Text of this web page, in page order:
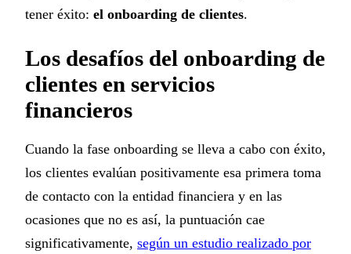
tener éxito: el onboarding de clientes.
Los desafíos del onboarding de
clientes en servicios
financieros
Cuando la fase onboarding se lleva a cabo con éxito,
los clientes evalúan positivamente esa primera toma
de contacto con la entidad financiera y en las
ocasiones que no es así, la puntuación cae
significativamente, según un estudio realizado por